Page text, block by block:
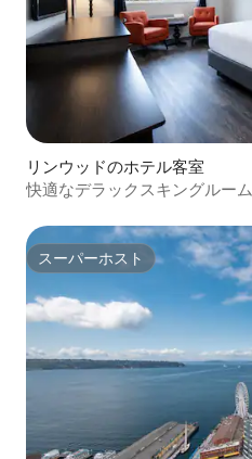
リンウッドのホテル客室
快適なデラックスキングルーム
スーパーホスト
スーパーホスト